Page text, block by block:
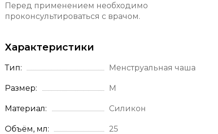
Перед применением необходимо
проконсультироваться с врачом.
Характеристики
Тип Менструальная чаша
Размер M
Материал Силикон
Объём, мл 25